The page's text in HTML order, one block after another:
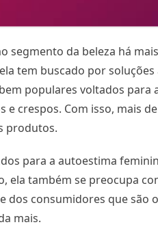
segmento da beleza há
tem buscado por soluções
populares voltados para
e crespos. Com isso, mais de
produtos.
para a autoestima
ela também se preocupa
dos consumidores que são
mais.